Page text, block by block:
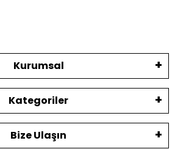
Kurumsal
Kategoriler
Bize Ulaşın